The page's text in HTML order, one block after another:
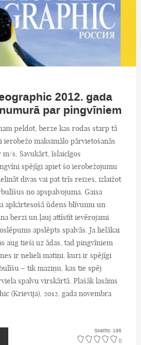
2012. gada
par pingvīniem
peldot, berze kas rodas starp tā
maksimālo pārvietošanās
m/s. Savukārt, īslaicīgos
spējīgi apiet šo ierobežojumu
divas vai pat trīs reizes, izlaižot
no apspalvojuma. Gaisa
apkārtesošā ūdens blīvumu un
berzi un ļauj attīstīt ievērojami
apslēpts spalvās. Ja lielākai
aug tieši uz ādas, tad pingvīniem
ir nelieli matiņi, kuri ir spējīgi
– tik maziņu, kas tie spēj
spalvu virskārtā. Plašāk lasāms
(Krievija), 2012. gada novembra
Skatīts: 196
()